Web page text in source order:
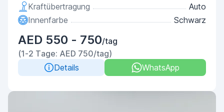
Kraftübertragung
Auto
Innenfarbe
Schwarz
AED 550 - 750/tag
(1-2 Tage: AED 750/tag)
Details
WhatsApp